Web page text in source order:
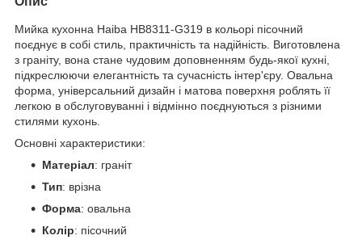
Мийка кухонна Haiba HB8311-G319 в кольорі пісочний
поєднує в собі стиль, практичність та надійність. Виготовлена
з граніту, вона стане чудовим доповненням будь-якої кухні,
підкреслюючи елегантність та сучасність інтер'єру. Овальна
форма, універсальний дизайн і матова поверхня роблять її
легкою в обслуговуванні і відмінно поєднуються з різними
стилями кухонь.
Основні характеристики:
Матеріал: граніт
Тип: врізна
Форма: овальна
Колір: пісочний